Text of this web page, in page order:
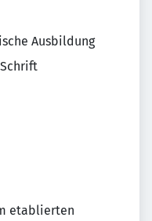
Ausbildung
etablierten